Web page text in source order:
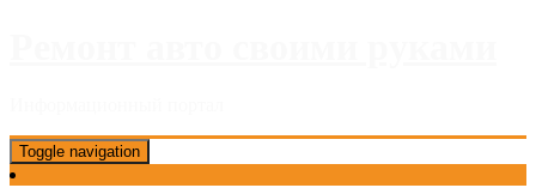
Toggle navigation